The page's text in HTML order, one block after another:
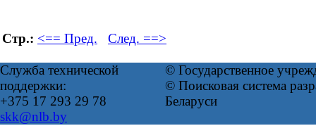
Стр.: <== Пред. След. ==>
Служба технической
поддержки:
+375 17 293 29 78
skk@nlb.by
© Государственное
© Поисковая система
Беларуси